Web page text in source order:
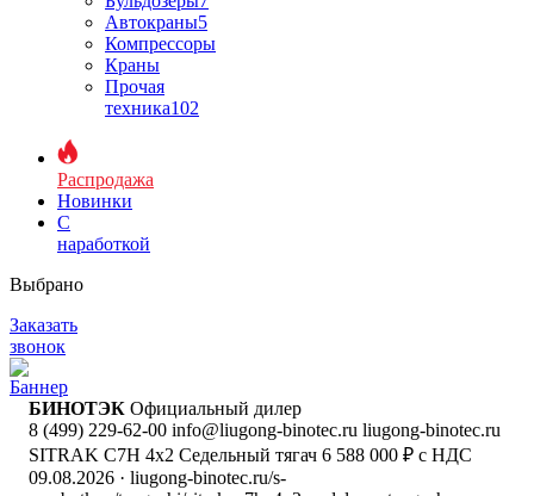
Автокраны5
Компрессоры
Краны
Прочая
техника102
Распродажа
Новинки
С
наработкой
Выбрано
Заказать
звонок
БИНОТЭК Официальный дилер
8 (499) 229-62-00 info@liugong-binotec.ru liugong-binotec.ru
SITRAK C7H 4x2 Седельный тягач 6 588 000 ₽ с НДС
09.08.2026 · liugong-binotec.ru/s-